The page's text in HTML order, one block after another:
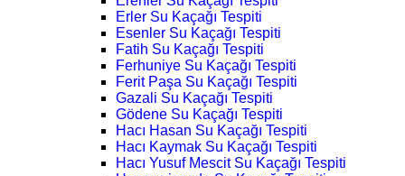
Erler Su Kaçağı Tespiti
Esenler Su Kaçağı Tespiti
Fatih Su Kaçağı Tespiti
Ferhuniye Su Kaçağı Tespiti
Ferit Paşa Su Kaçağı Tespiti
Gazali Su Kaçağı Tespiti
Gödene Su Kaçağı Tespiti
Hacı Hasan Su Kaçağı Tespiti
Hacı Kaymak Su Kaçağı Tespiti
Hacı Yusuf Mescit Su Kaçağı Tespiti